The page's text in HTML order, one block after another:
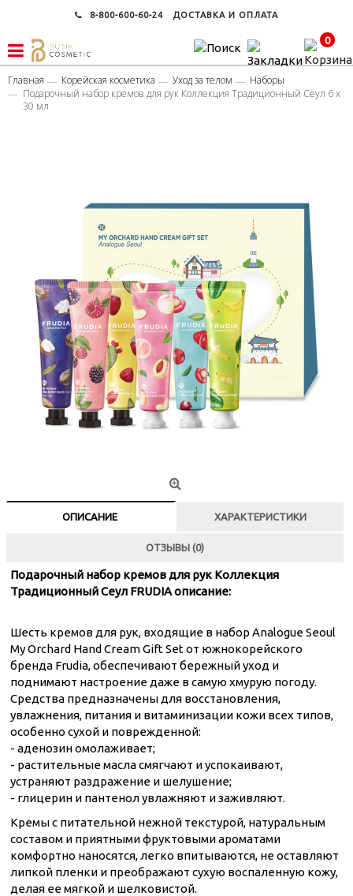
8-800-600-60-24 ДОСТАВКА И ОПЛАТА
0
Главная Корейская косметика Уход за телом
Наборы
Подарочный набор кремов для рук Коллекция Традиционный Сеул 6 х
30 мл
ОПИСАНИЕ ХАРАКТЕРИСТИКИ
ОТЗЫВЫ (0)
Подарочный набор кремов для рук Коллекция
Традиционный Сеул FRUDIA описание:
Шесть кремов для рук, входящие в набор Analogue Seoul
My Orchard Hand Cream Gift Set от южнокорейского
бренда Frudia, обеспечивают бережный уход и
поднимают настроение даже в самую хмурую погоду.
Средства предназначены для восстановления,
увлажнения, питания и витаминизации кожи всех типов,
особенно сухой и поврежденной:
- аденозин омолаживает;
- растительные масла смягчают и успокаивают,
устраняют раздражение и шелушение;
- глицерин и пантенол увлажняют и заживляют.
Кремы с питательной нежной текстурой, натуральным
составом и приятными фруктовыми ароматами
комфортно наносятся, легко впитываются, не оставляют
липкой пленки и преображают сухую воспаленную кожу,
делая ее мягкой и шелковистой.